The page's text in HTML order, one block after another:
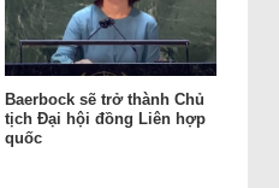
Baerbock sẽ trở thành Chủ
tịch Đại hội đồng Liên hợp
quốc